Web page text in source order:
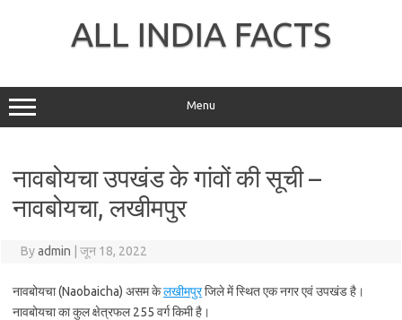
ALL INDIA FACTS
Menu
नावबोयचा उपखंड के गांवों की सूची –
नावबोयचा, लखीमपुर
Byadmin जून 18, 2022
नावबोयचा (Naobaicha) असम केलखीमपुरजिले में स्थित एक नगर एवं उपखंड है।
नावबोयचा का कुल क्षेत्रफल 255 वर्ग किमी है।